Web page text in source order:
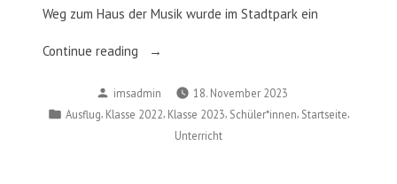
Weg zum Haus der Musik wurde im Stadtpark ein
Continue reading
„1ab2ab
Haus
der
Musik“
Posted
by
imsadmin
18. November 2023
Posted
Ausflug Klasse 2022 Klasse 2023 Schüler*innen Startseite
Unterricht